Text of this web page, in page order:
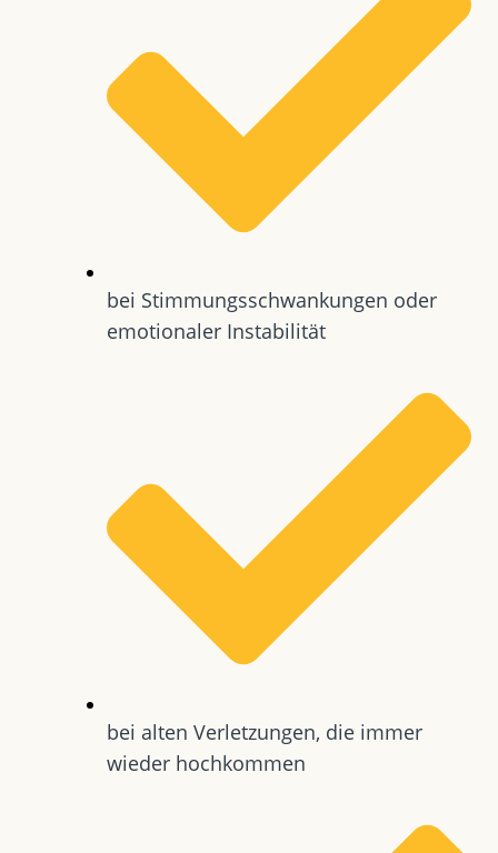
bei Stimmungsschwankungen oder
emotionaler Instabilität
bei alten Verletzungen, die immer
wieder hochkommen